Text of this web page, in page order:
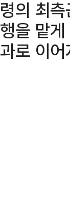
령의 최
행을 맡
과로 이